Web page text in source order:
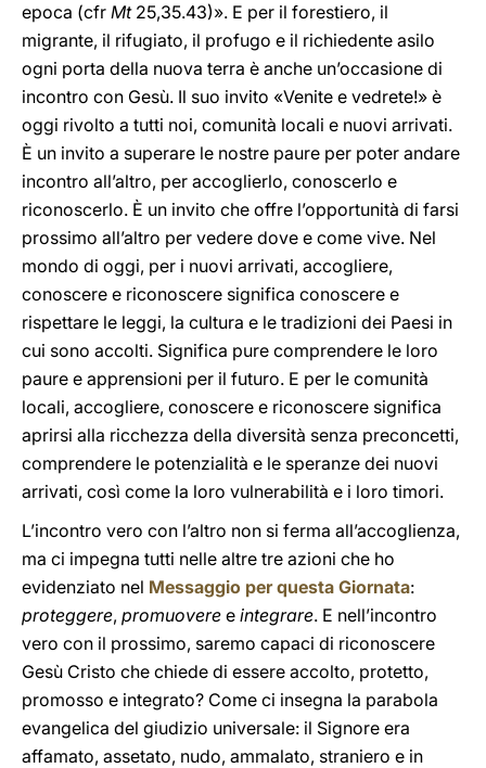
epoca (cfr Mt25,35.43)». E per il forestiero, il
migrante, il rifugiato, il profugo e il richiedente asilo
ogni porta della nuova terra è anche un’occasione di
incontro con Gesù. Il suo invito «Venite e vedrete!» è
oggi rivolto a tutti noi, comunità locali e nuovi arrivati.
È un invito a superare le nostre paure per poter andare
incontro all’altro, per accoglierlo, conoscerlo e
riconoscerlo. È un invito che offre l’opportunità di farsi
prossimo all’altro per vedere dove e come vive. Nel
mondo di oggi, per i nuovi arrivati, accogliere,
conoscere e riconoscere significa conoscere e
rispettare le leggi, la cultura e le tradizioni dei Paesi in
cui sono accolti. Significa pure comprendere le loro
paure e apprensioni per il futuro. E per le comunità
locali, accogliere, conoscere e riconoscere significa
aprirsi alla ricchezza della diversità senza preconcetti,
comprendere le potenzialità e le speranze dei nuovi
arrivati, così come la loro vulnerabilità e i loro timori.
L’incontro vero con l’altro non si ferma all’accoglienza,
ma ci impegna tutti nelle altre tre azioni che ho
evidenziato nel Messaggio per questa Giornata:
proteggere, promuovere e integrare. E nell’incontro
vero con il prossimo, saremo capaci di riconoscere
Gesù Cristo che chiede di essere accolto, protetto,
promosso e integrato? Come ci insegna la parabola
evangelica del giudizio universale: il Signore era
affamato, assetato, nudo, ammalato, straniero e in